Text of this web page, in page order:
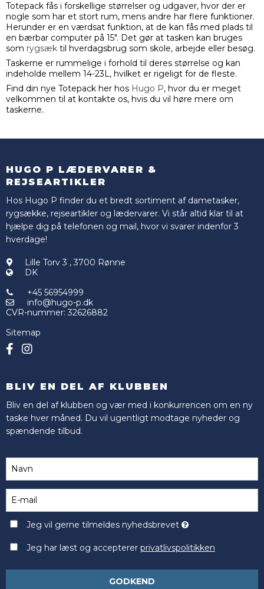
Totepack fås i forskellige størrelser og udgaver, hvor der er
nogle som har et stort rum, mens andre har flere funktioner.
Herunder er en værdsat funktion, at de kan fås med plads til
en bærbar computer på 15". Det gør at tasken kan bruges
som rygsæk til hverdagsbrug som skole, arbejde eller besøg.
Taskerne er rummelige i forhold til deres størrelse og kan
indeholde mellem 14-23L, hvilket er rigeligt for de fleste.
Find din nye Totepack her hos Hugo P, hvor du er meget
velkommen til at kontakte os, hvis du vil høre mere om
taskerne.
HUGO P LÆDERVARER &
REJSEARTIKLER
Hos Hugo P finder du et bredt sortiment af dametasker,
rygsække, rejseartikler og lædervarer. Vi står altid klar til at
hjælpe dig på telefonen og mail, hvor vi svarer indenfor 3
hverdage!
Lille Torv 3 ,3700 Rønne
DK
+45 56954999
info@hugo-p.dk
CVR-nummer: 32626882
Sitemap
BLIV EN DEL AF KLUBBEN
Bliv en del af klubben og vær med i konkurrencen om en ny
taske hver måned. Du vil ugentligt modtage nyheder og
spændende tilbud.
Jeg vil gerne tilmeldes nyhedsbrevet
Jeg har læst og accepterer privatlivspolitikken
GODKEND